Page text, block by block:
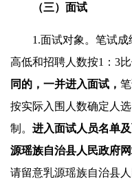
（三） 面试
1.面试对象。笔试成
高低和招聘人数按1：3
同的，一并进入面试，
按实际入围人数确定人
制。 进入面试人员名单
源瑶族自治县人民政府网
请留意乳源瑶族自治县